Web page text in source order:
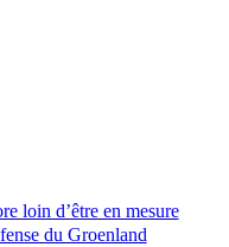
loin d’être en mesure
du Groenland